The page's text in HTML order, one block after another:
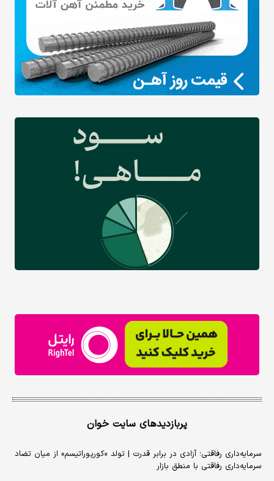
پربازدیدهای سایت خوان
سرمایه‌داری رفاقتی؛ آزادی در برابر قدرت | تولد «کورپوراتیسم» از میان تضاد
سرمایه‌داری رفاقتی با منطق بازار